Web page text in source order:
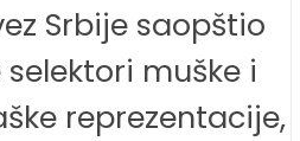
Srbije saopštio
muške i
reprezentacije,